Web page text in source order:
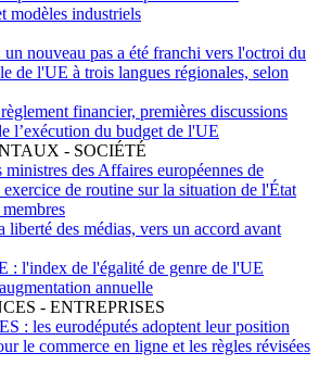
modèles industriels
un nouveau pas a été franchi vers l'octroi du
de l'UE à trois langues régionales, selon
financier, premières discussions
l’exécution du budget de l'UE
- SOCIÉTÉ
ministres des Affaires européennes de
de routine sur la situation de l'État
liberté des médias, vers un accord avant
: l'index de l'égalité de genre de l'UE
annuelle
- ENTREPRISES
: les eurodéputés adoptent leur position
le commerce en ligne et les règles révisées